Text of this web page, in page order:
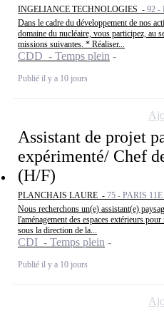
INGELIANCE TECHNOLOGIES - 92 -
Dans le cadre du développement de nos
domaine du nucléaire, vous participez, au
missions suivantes. * Réaliser...
CDD - Temps plein
Publié il y a 10 jours
Assistant de projet
expérimenté/ Chef
(H/F)
PLANCHAIS LAURE - 75 - PARIS
Nous recherchons un(e) assistant(e)
l'aménagement des espaces extérieurs
sous la direction de la...
CDI - Temps plein
Publié il y a 10 jours